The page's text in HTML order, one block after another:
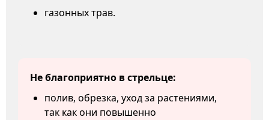
газонных трав.
Не благоприятно в стрельце:
полив, обрезка, уход за растениями,
так как они повышенно